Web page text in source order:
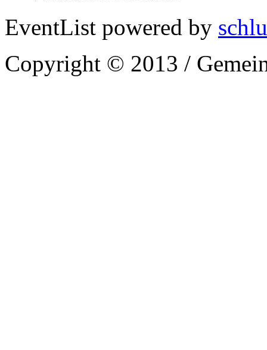
EventList powered by
Copyright © 2013 /